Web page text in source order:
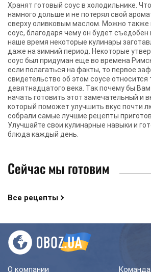
Хранят готовый соус в холодильнике.
намного дольше и не потерял свой
сверху оливковым маслом. Можно также
соус, благодаря чему он будет съедобен
наше время некоторые кулинары
даже на зимний период. Некоторые
соус был придуман еще во времена
если полагаться на факты, то первое
свидетельство об этом соусе относится
девятнадцатого века. Так почему бы
начать готовить этот замечательный и
который поможет улучшить вкус почти
собрали самые лучшие рецепты
Улучшайте свои кулинарные навыки и
блюда каждый день.
Сейчас мы готовим
Все рецепты
О компании Команда